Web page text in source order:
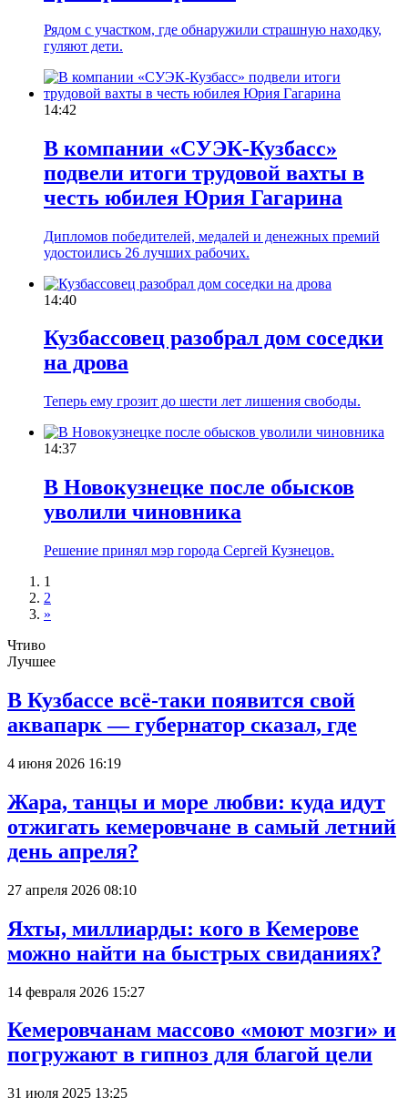
Рядом с участком, где обнаружили страшную находку,
гуляют дети.
14:42
В компании «СУЭК-Кузбасс»
подвели итоги трудовой вахты в
честь юбилея Юрия Гагарина
Дипломов победителей, медалей и денежных премий
удостоились 26 лучших рабочих.
14:40
Кузбассовец разобрал дом соседки
на дрова
Теперь ему грозит до шести лет лишения свободы.
14:37
В Новокузнецке после обысков
уволили чиновника
Решение принял мэр города Сергей Кузнецов.
1
2
»
Чтиво
Лучшее
В Кузбассе всё-таки появится свой
аквапарк — губернатор сказал, где
4 июня 2026 16:19
Жара, танцы и море любви: куда идут
отжигать кемеровчане в самый летний
день апреля?
27 апреля 2026 08:10
Яхты, миллиарды: кого в Кемерове
можно найти на быстрых свиданиях?
14 февраля 2026 15:27
Кемеровчанам массово «моют мозги» и
погружают в гипноз для благой цели
31 июля 2025 13:25